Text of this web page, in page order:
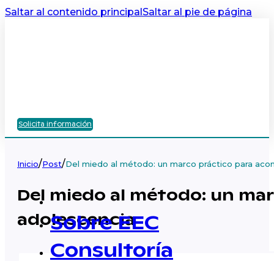
Saltar al contenido principalSaltar al pie de página
Solicita información
Sobre EEC
Consultoría
Inicio/Post/Del miedo al método: un marco práctico para
Del miedo al método: un
adolescencia